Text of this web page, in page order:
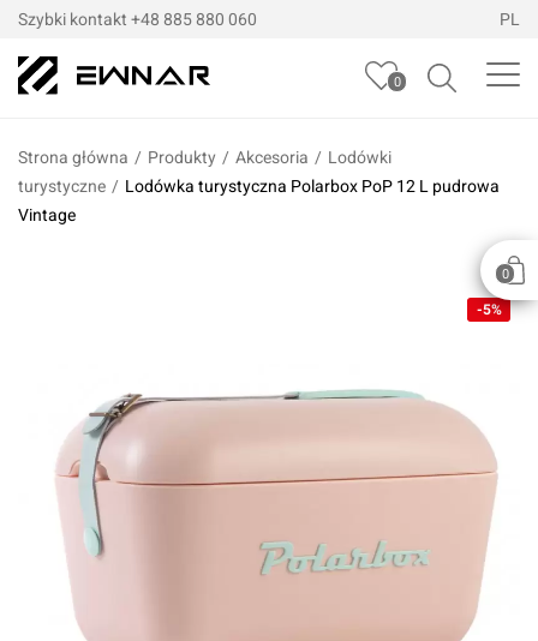
Szybki kontakt +48 885 880 060 PL
0
0
Strona główna / Produkty / Akcesoria / Lodówki
turystyczne / Lodówka turystyczna Polarbox PoP 12 L pudrowa
Vintage
-5%